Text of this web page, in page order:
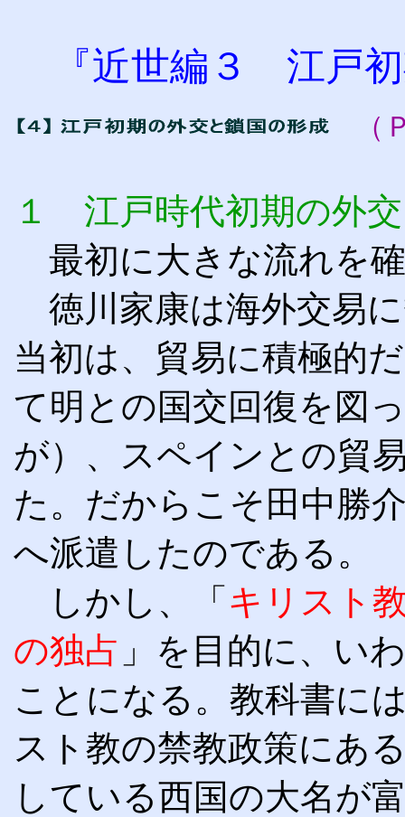
『近世編３ 江戸
（
１ 江戸時代初期の外交
最初に大きな流れを
徳川家康は海外交易
当初は、貿易に積極的
て明との国交回復を図
が）、スペインとの貿
た。だからこそ田中勝
へ派遣したのである。
しかし、「 キリスト
の独占 」を目的に、い
ことになる。教科書に
スト教の禁教政策にあ
している西国の大名が